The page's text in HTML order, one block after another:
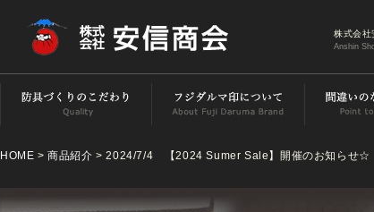
株式会社
Anshin
HOME >商品紹介 > 2024/7/4 【2024 Sumer Sale】開催のお知らせ☆